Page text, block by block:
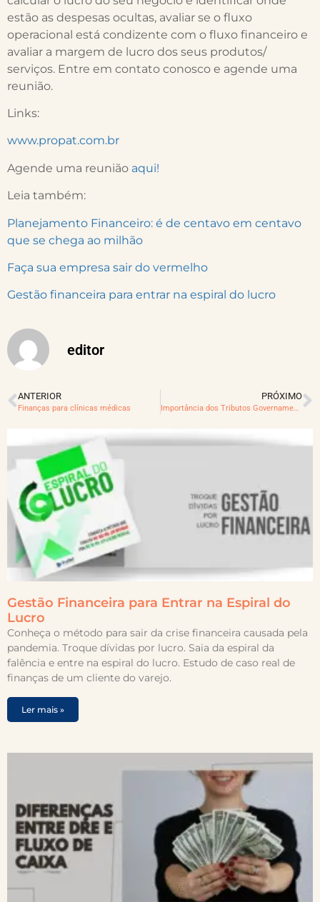
estão as despesas ocultas, avaliar se o fluxo
operacional está condizente com o fluxo financeiro e
avaliar a margem de lucro dos seus produtos/
serviços. Entre em contato conosco e agende uma
reunião.
Links:
www.propat.com.br
Agende uma reunião aqui!
Leia também:
Planejamento Financeiro: é de centavo em centavo
que se chega ao milhão
Faça sua empresa sair do vermelho
Gestão financeira para entrar na espiral do lucro
editor
ANTERIOR
Finanças para clínicas médicas
PRÓXIMO
Importância dos Tributos Governamentais
Gestão Financeira para Entrar na Espiral do
Lucro
Conheça o método para sair da crise financeira causada pela
pandemia. Troque dívidas por lucro. Saia da espiral da
falência e entre na espiral do lucro. Estudo de caso real de
finanças de um cliente do varejo.
Ler mais »